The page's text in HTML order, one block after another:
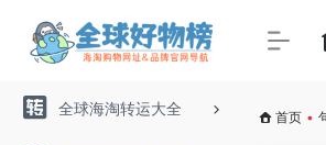
全球海淘转运大全 首页 •